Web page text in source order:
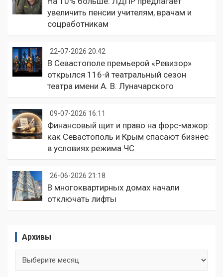
увеличить пенсии учителям, врачам и
соцработникам
22-07-2026 20:42
В Севастополе премьерой «Ревизор»
открылся 116-й театральный сезон
театра имени А. В. Луначарского
09-07-2026 16:11
Финансовый щит и право на форс-мажор:
как Севастополь и Крым спасают бизнес
в условиях режима ЧС
26-06-2026 21:18
В многоквартирных домах начали
отключать лифты
Архивы